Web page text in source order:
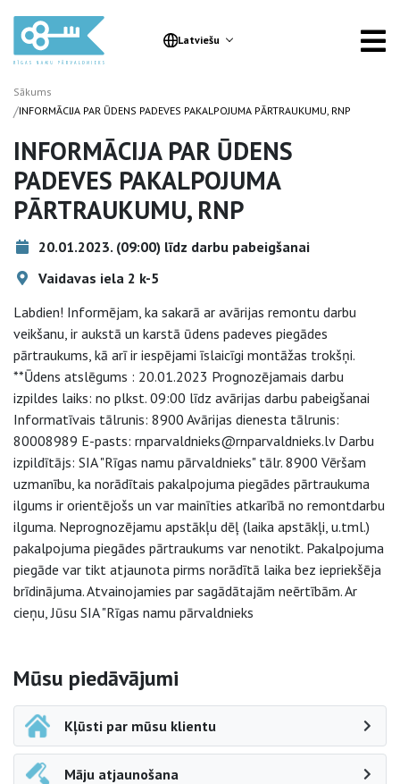
Latviešu
Sākums
/INFORMĀCIJA PAR ŪDENS PADEVES PAKALPOJUMA PĀRTRAUKUMU, RNP
INFORMĀCIJA PAR ŪDENS
PADEVES PAKALPOJUMA
PĀRTRAUKUMU, RNP
20.01.2023. (09:00) līdz darbu pabeigšanai
Vaidavas iela 2 k-5
Labdien! Informējam, ka sakarā ar avārijas remontu darbu
veikšanu, ir aukstā un karstā ūdens padeves piegādes
pārtraukums, kā arī ir iespējami īslaicīgi montāžas trokšņi.
**Ūdens atslēgums : 20.01.2023 Prognozējamais darbu
izpildes laiks: no plkst. 09:00 līdz avārijas darbu pabeigšanai
Informatīvais tālrunis: 8900 Avārijas dienesta tālrunis:
80008989 E-pasts: rnparvaldnieks@rnparvaldnieks.lv Darbu
izpildītājs: SIA "Rīgas namu pārvaldnieks" tālr. 8900 Vēršam
uzmanību, ka norādītais pakalpojuma piegādes pārtraukuma
ilgums ir orientējošs un var mainīties atkarībā no remontdarbu
ilguma. Neprognozējamu apstākļu dēļ (laika apstākļi, u.tml.)
pakalpojuma piegādes pārtraukums var nenotikt. Pakalpojuma
piegāde var tikt atjaunota pirms norādītā laika bez iepriekšēja
brīdinājuma. Atvainojamies par sagādātajām neērtībām. Ar
cieņu, Jūsu SIA "Rīgas namu pārvaldnieks
Sāna navigācija
Mūsu piedāvājumi
Kļūsti par mūsu klientu
Māju atjaunošana